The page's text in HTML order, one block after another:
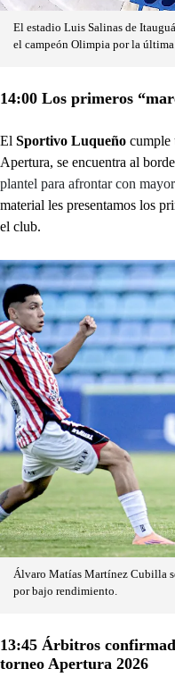
El estadio Luis Salinas de
el campeón Olimpia por la
14:00 Los primeros
El Sportivo Luqueño cumple
Apertura, se encuentra al
plantel para afrontar con
material les presentamos los
el club.
Álvaro Matías Martínez Cubilla
por bajo rendimiento.
13:45 Árbitros
torneo Apertura 2026